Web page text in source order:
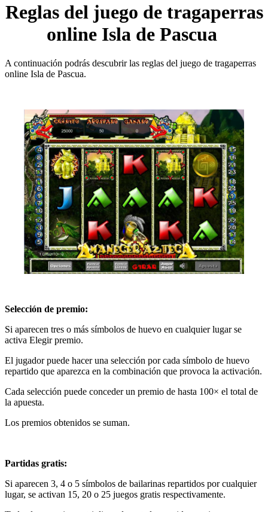
Reglas del juego de tragaperras
online Isla de Pascua
A continuación podrás descubrir las reglas del juego de tragaperras
online Isla de Pascua.
Selección de premio:
Si aparecen tres o más símbolos de huevo en cualquier lugar se
activa Elegir premio.
El jugador puede hacer una selección por cada símbolo de huevo
repartido que aparezca en la combinación que provoca la activación.
Cada selección puede conceder un premio de hasta 100× el total de
la apuesta.
Los premios obtenidos se suman.
Partidas gratis:
Si aparecen 3, 4 o 5 símbolos de bailarinas repartidos por cualquier
lugar, se activan 15, 20 o 25 juegos gratis respectivamente.